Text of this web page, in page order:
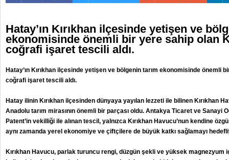
Hatay’ın Kırıkhan ilçesinde yetişen ve
ekonomisinde önemli bir yere sahip olan
coğrafi işaret tescili aldı.
Hatay’ın Kırıkhan ilçesinde yetişen ve bölgenin tarım ekonomisinde önemli
coğrafi işaret tescili aldı.
Hatay ilinin Kırıkhan ilçesinden dünyaya yayılan lezzeti ile bilinen Kırıkhan
Anadolu tarım mirasının önemli bir parçası oldu. Antakya Ticaret ve Sanayi
Patent’in vekilliği ile alınan tescil, yalnızca Kırıkhan Havucu’nun kendine
aynı zamanda yerel ekonomiye ve çiftçilere de büyük katkı sağlamayı
Kırıkhan Havucu, parlak turuncu rengi, düzgün şekli ve yüksek magnezyum